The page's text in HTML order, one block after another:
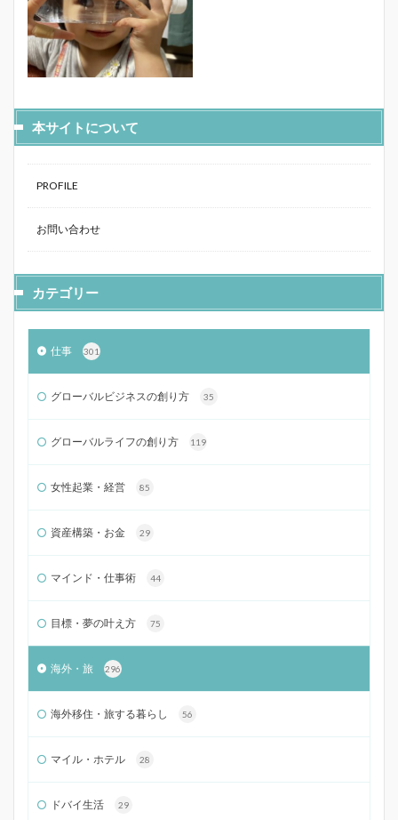
本サイトについて
PROFILE
お問い合わせ
カテゴリー
仕事 301
グローバルビジネスの創り方 35
グローバルライフの創り方 119
女性起業・経営 85
資産構築・お金 29
マインド・仕事術 44
目標・夢の叶え方 75
海外・旅 296
海外移住・旅する暮らし 56
マイル・ホテル 28
ドバイ生活 29